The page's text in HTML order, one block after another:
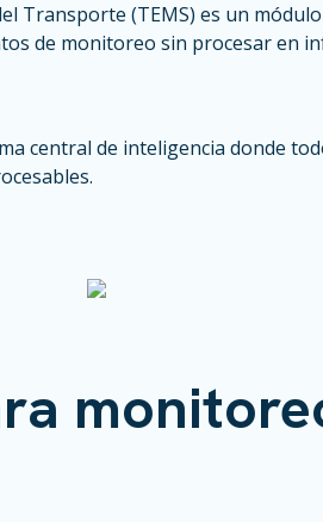
Transporte (TEMS) es un
de monitoreo sin procesar en
central de inteligencia donde